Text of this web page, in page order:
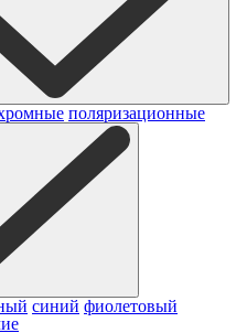
поляризационные
синий фиолетовый